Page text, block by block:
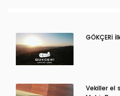
GÖKÇERİ
Vekiller el